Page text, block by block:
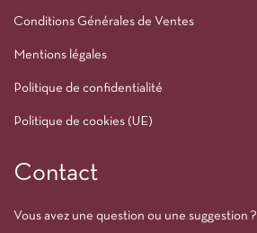
Conditions Générales de Ventes
Mentions légales
Politique de confidentialité
Politique de cookies (UE)
Contact
Vous avez une question ou une suggestion ?